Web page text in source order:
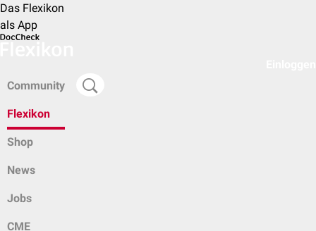
Das Flexikon
als App
Community
Flexikon
Shop
News
Jobs
CME